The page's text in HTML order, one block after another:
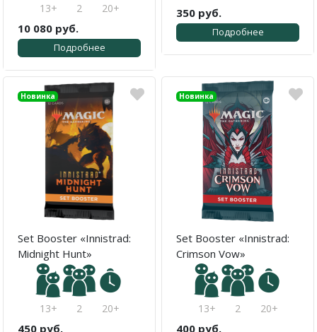
13+ 2 20+
10 080 руб.
Подробнее
350 руб.
Подробнее
Новинка
Set Booster «Innistrad:
Midnight Hunt»
13+ 2 20+
450 руб.
Новинка
Set Booster «Innistrad:
Crimson Vow»
13+ 2 20+
400 руб.